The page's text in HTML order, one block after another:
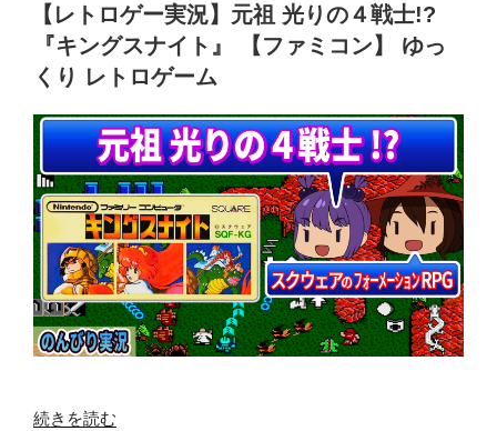
【レトロゲー実況】元祖 光りの４戦士!?
『キングスナイト』 【ファミコン】 ゆっ
くり レトロゲーム
“【レ
続きを読む